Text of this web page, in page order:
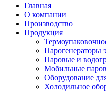
Главная
О компании
Производство
Продукция
Парогенераторы
Паровые и
Мобильные
Оборудование
Холодильное